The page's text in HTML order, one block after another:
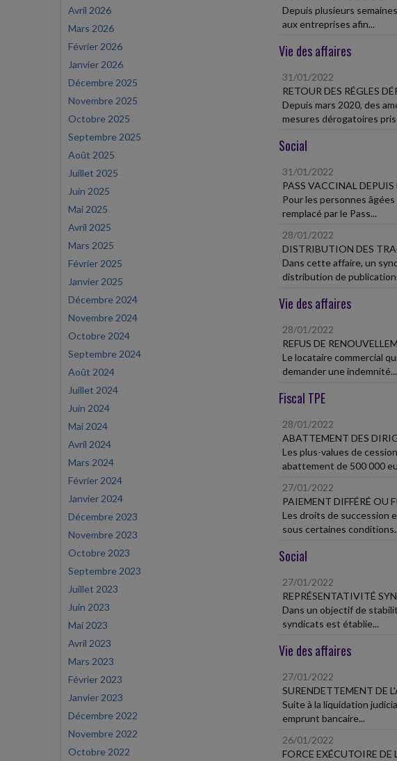
Avril 2026
Mars 2026
Février 2026
Janvier 2026
Décembre 2025
Novembre 2025
Octobre 2025
Septembre 2025
Août 2025
Juillet 2025
Juin 2025
Mai 2025
Avril 2025
Mars 2025
Février 2025
Janvier 2025
Décembre 2024
Novembre 2024
Octobre 2024
Septembre 2024
Août 2024
Juillet 2024
Juin 2024
Mai 2024
Avril 2024
Mars 2024
Février 2024
Janvier 2024
Décembre 2023
Novembre 2023
Octobre 2023
Septembre 2023
Juillet 2023
Juin 2023
Mai 2023
Avril 2023
Mars 2023
Février 2023
Janvier 2023
Décembre 2022
Novembre 2022
Octobre 2022
Depuis plusieurs
aux entreprises afin...
Vie des affaires
31/01/2022
RETOUR DES RÉGLES
Depuis mars 2020, des
mesures dérogatoires
Social
31/01/2022
PASS VACCINAL DEPUIS
Pour les personnes
remplacé par le Pass...
28/01/2022
DISTRIBUTION DES
Dans cette affaire, un
distribution de
Vie des affaires
28/01/2022
REFUS DE
Le locataire commercial
demander une indemnité...
Fiscal TPE
28/01/2022
ABATTEMENT DES
Les plus-values de
abattement de 500 000
27/01/2022
PAIEMENT DIFFÉRÉ OU
Les droits de succession
sous certaines
Social
27/01/2022
REPRÉSENTATIVITÉ
Dans un objectif de
syndicats est établie...
Vie des affaires
27/01/2022
SURENDETTEMENT DE
Suite à la liquidation
emprunt bancaire...
26/01/2022
FORCE EXÉCUTOIRE